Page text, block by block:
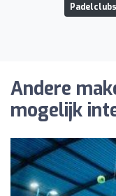
Andere
mogelijk